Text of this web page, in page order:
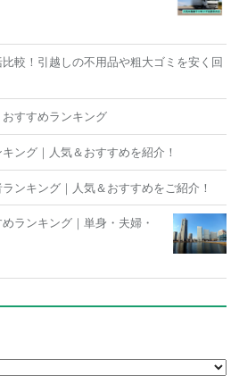
較！引越しの不用品や粗大ゴミを安く回
おすすめランキング
ング｜人気＆おすすめを紹介！
ンキング｜人気＆おすすめをご紹介！
ランキング｜単身・夫婦・